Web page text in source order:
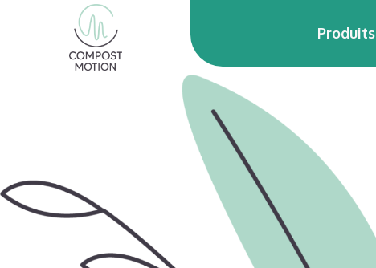
Produits